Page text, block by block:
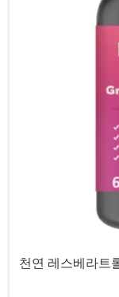
천연 레스베라트